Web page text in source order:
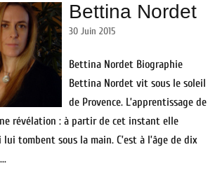
Bettina Nordet
30 Juin 2015
Bettina Nordet Biographie
Bettina Nordet vit sous le soleil
de Provence. L’apprentissage de
révélation : à partir de cet instant elle
tombent sous la main. C’est à l’âge de dix